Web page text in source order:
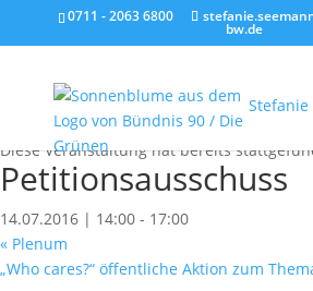
0711 - 2063 6800
bw.de
Stefanie
« Alle Veranstaltungen
Diese Veranstaltung hat bereits
Petitionsausschuss
14.07.2016 | 14:00 - 17:00
« Plenum
„Who cares?“ öffentliche Aktion zum